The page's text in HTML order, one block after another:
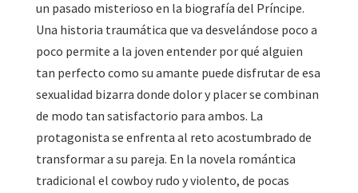
un pasado misterioso en la biografía del Príncipe.
Una historia traumática que va desvelándose poco a
poco permite a la joven entender por qué alguien
tan perfecto como su amante puede disfrutar de esa
sexualidad bizarra donde dolor y placer se combinan
de modo tan satisfactorio para ambos. La
protagonista se enfrenta al reto acostumbrado de
transformar a su pareja. En la novela romántica
tradicional el cowboy rudo y violento, de pocas